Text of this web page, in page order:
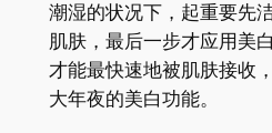
潮湿的状况下，起重要先
肌肤，最后一步才应用美
才能最快速地被肌肤接收
大年夜的美白功能。